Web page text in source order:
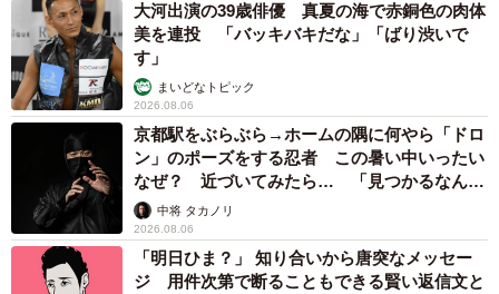
大河出演の39歳俳優 真夏の海で赤銅色の肉体
美を連投 「バッキバキだな」「ばり渋いで
す」
まいどなトピック
2026.08.06
京都駅をぶらぶら→ホームの隅に何やら「ドロ
ン」のポーズをする忍者 この暑い中いったい
なぜ？ 近づいてみたら… 「見つかるなんて
未熟」中将 タカノリ
2026.08.06
「明日ひま？」 知り合いから唐突なメッセー
ジ 用件次第で断ることもできる賢い返信文と